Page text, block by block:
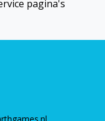
pagina's